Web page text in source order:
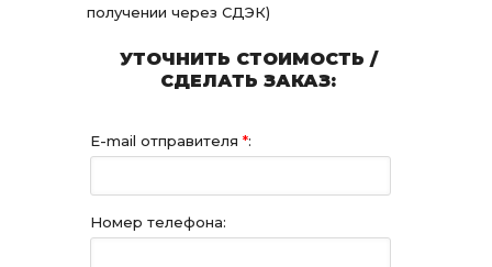
получении через СДЭК)
УТОЧНИТЬ СТОИМОСТЬ /
СДЕЛАТЬ ЗАКАЗ:
E-mail отправителя *:
Номер телефона: